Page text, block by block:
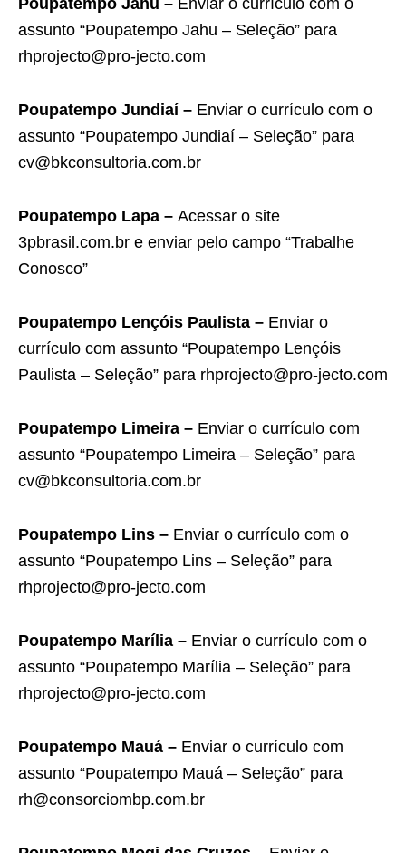
Poupatempo Jahu – Enviar o currículo com o
assunto “Poupatempo Jahu – Seleção” para
rhprojecto@pro-jecto.com
Poupatempo Jundiaí – Enviar o currículo com o
assunto “Poupatempo Jundiaí – Seleção” para
cv@bkconsultoria.com.br
Poupatempo Lapa – Acessar o site
3pbrasil.com.br e enviar pelo campo “Trabalhe
Conosco”
Poupatempo Lençóis Paulista – Enviar o
currículo com assunto “Poupatempo Lençóis
Paulista – Seleção” para rhprojecto@pro-jecto.com
Poupatempo Limeira – Enviar o currículo com
assunto “Poupatempo Limeira – Seleção” para
cv@bkconsultoria.com.br
Poupatempo Lins – Enviar o currículo com o
assunto “Poupatempo Lins – Seleção” para
rhprojecto@pro-jecto.com
Poupatempo Marília – Enviar o currículo com o
assunto “Poupatempo Marília – Seleção” para
rhprojecto@pro-jecto.com
Poupatempo Mauá – Enviar o currículo com
assunto “Poupatempo Mauá – Seleção” para
rh@consorciombp.com.br